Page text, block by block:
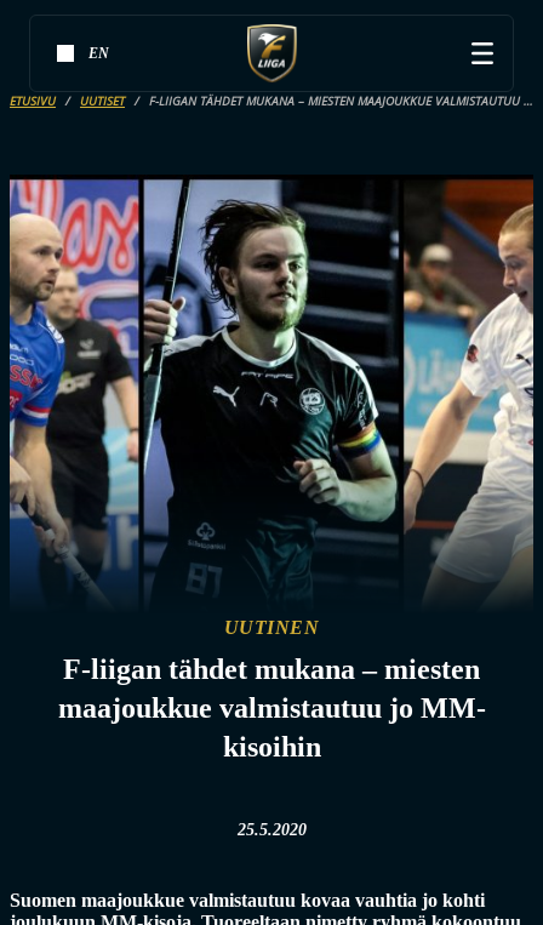
EN
ETUSIVU UUTISET F-LIIGAN TÄHDET MUKANA – MIESTEN MAAJOUKKUE VALMISTAUTUU JO MM-KISOIHIN
UUTINEN
F-liigan tähdet mukana – miesten
maajoukkue valmistautuu jo MM-
kisoihin
25.5.2020
Suomen maajoukkue valmistautuu kovaa vauhtia jo kohti